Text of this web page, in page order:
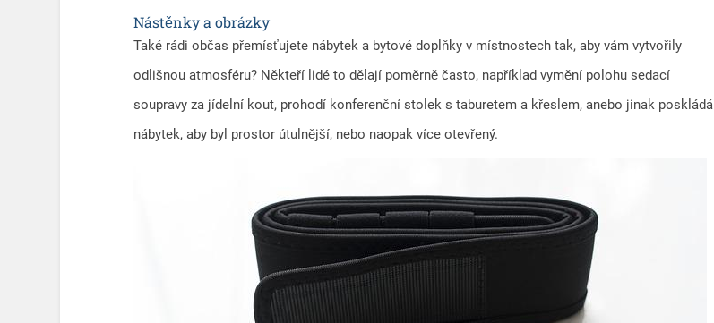
Nástěnky a obrázky
Také rádi občas přemísťujete nábytek a bytové doplňky v místnostech tak, aby vám vytvořily
odlišnou atmosféru? Někteří lidé to dělají poměrně často, například vymění polohu sedací
soupravy za jídelní kout, prohodí konferenční stolek s taburetem a křeslem, anebo jinak poskládá
nábytek, aby byl prostor útulnější, nebo naopak více otevřený.